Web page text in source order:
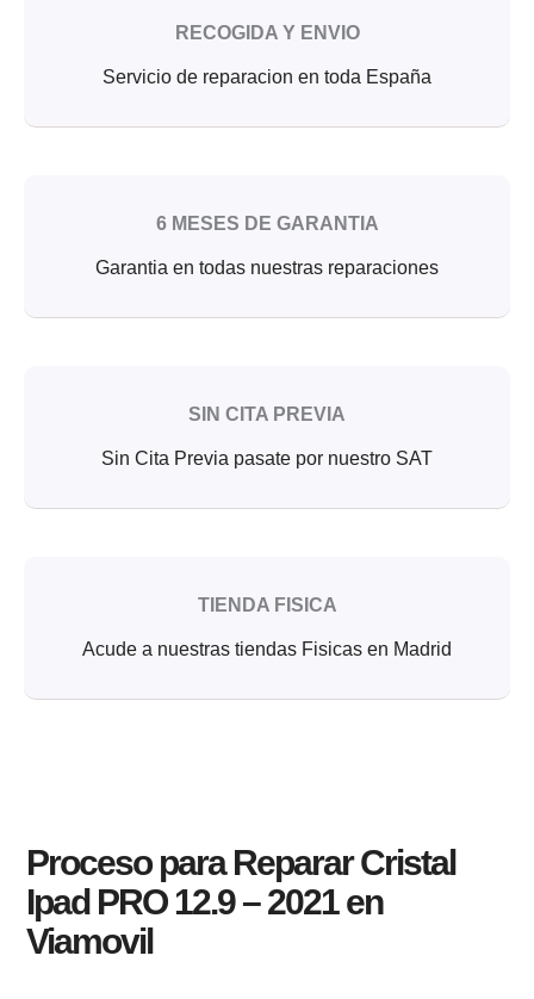
RECOGIDA Y ENVIO
Servicio de reparacion en toda España
6 MESES DE GARANTIA
Garantia en todas nuestras reparaciones
SIN CITA PREVIA
Sin Cita Previa pasate por nuestro SAT
TIENDA FISICA
Acude a nuestras tiendas Fisicas en Madrid
Proceso para Reparar Cristal
Ipad PRO 12.9 – 2021 en
Viamovil